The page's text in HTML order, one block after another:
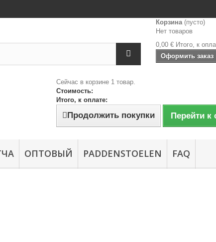
Корзина (пусто)
Нет товаров
0,00 € Итого, к
Оформить заказ
Сейчас в корзине 1 товар.
Стоимость:
Итого, к оплате:
Продолжить покупки Перейти
ОПТОВЫЙ PADDENSTOELEN FAQ